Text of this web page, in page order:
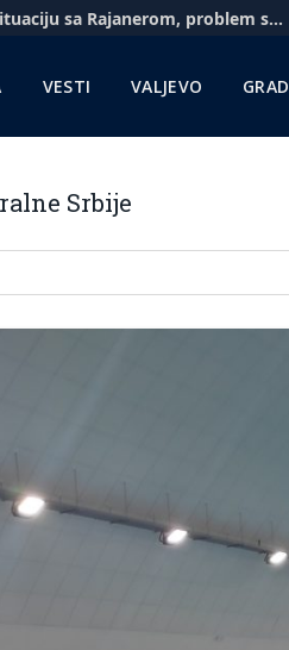
Američki berzanski indeksi u plusu, investitori ocenjuju da Fed neće povećati kamate
VESTI VALJEVO
Srbije